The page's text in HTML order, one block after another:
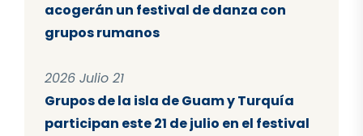
acogerán un festival de danza con
grupos rumanos
2026 Julio 21
Grupos de la isla de Guam y Turquía
participan este 21 de julio en el festival